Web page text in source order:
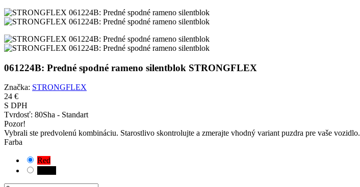
061224B: Predné spodné rameno silentblok STRONGFLEX
Značka: STRONGFLEX
24 €
S DPH
Tvrdosť: 80Sha - Standart
Pozor!
Vybrali ste predvolenú kombináciu. Starostlivo skontrolujte a zmerajte vhodný variant puzdra pre vaše vozidlo.
Farba
Red